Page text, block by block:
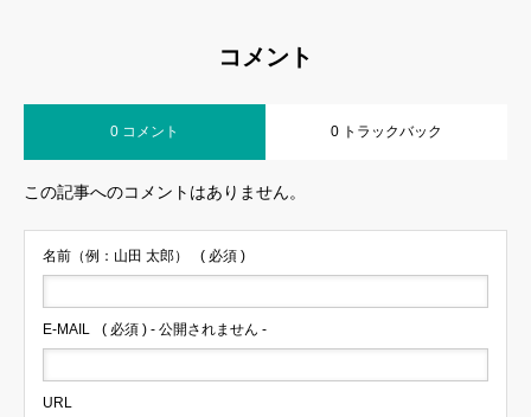
コメント
0 コメント 0 トラックバック
この記事へのコメントはありません。
名前（例：山田 太郎） ( 必須 )
E-MAIL ( 必須 ) - 公開されません -
URL